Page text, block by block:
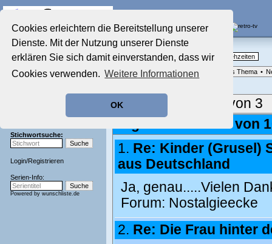
Cookies erleichtern die Bereitstellung unserer
Dienste. Mit der Nutzung unserer Dienste
erklären Sie sich damit einverstanden, dass wir
Cookies verwenden. Weitere Informationen
OK
Startseite
Aktuelles Forum
Film-Forum
Zeichentrick-Forum
Stichwortsuche:
Login/Registrieren
Serien-Info:
Powered by wunschliste.de
Nostalgieecke
TV-Erinnerungen an gute, alte Fernsehzeiten
Forenliste • Themenübersicht Neues Thema •
Aktuelle Seite:
1 von 3
Ergebnisse 1 - 50 von
1. Re: Kinder (Grusel)
aus Deutschland
Ja, genau.....Vielen
Forum: Nostalgieecke
2. Re: Die Frau hinter